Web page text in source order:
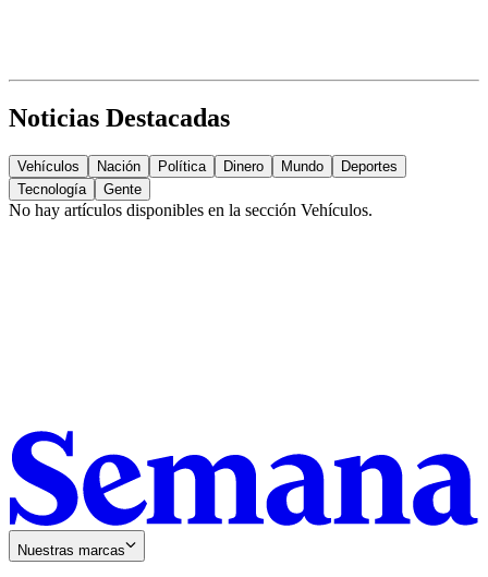
Noticias Destacadas
Vehículos Nación Política Dinero Mundo
Deportes
Tecnología
Gente
No hay artículos disponibles en la sección Vehículos.
Nuestras marcas